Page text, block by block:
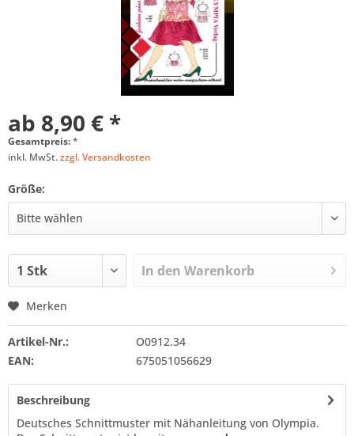
ab 8,90 € *
Gesamtpreis:*
inkl. MwSt.zzgl. Versandkosten
Größe:
In den Warenkorb
Merken
Artikel-Nr.:
O0912.34
EAN:
675051056629
Beschreibung
Deutsches Schnittmuster mit Nähanleitung von Olympia.